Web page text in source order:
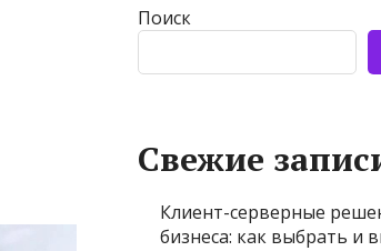
Поиск
Свежие
Клиент-серверные
бизнеса: как выбрать и